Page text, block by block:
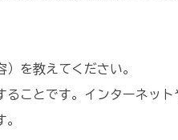
を教えてください。
ことです。インターネッ